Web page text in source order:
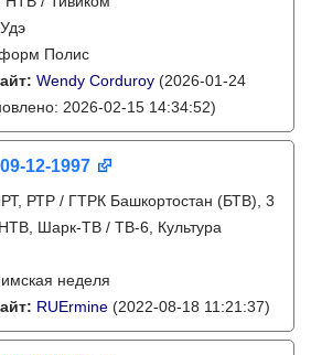
Полис
Wendy Corduroy (2026-01-24
2026-02-15 14:34:52)
12-1997
РТР / ГТРК Башкортостан (БТВ), 3
Шарк-ТВ / ТВ-6, Культура
неделя
RUErmine (2022-08-18 11:21:37)